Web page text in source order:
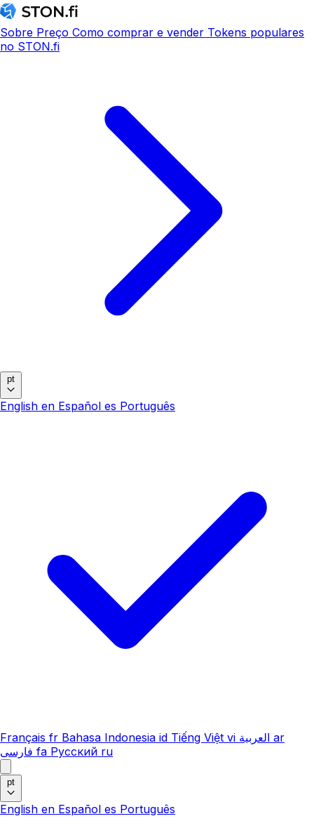
Sobre Preço Como comprar e vender Tokens populares
no STON.fi
pt
English en Español es Português
Français fr Bahasa Indonesia id Tiếng Việt vi العربية ar
فارسی fa Русский ru
pt
English en Español es Português